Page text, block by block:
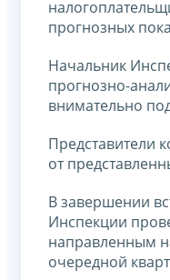
прогнозных
Начальник
прогнозно-
внимательно
Представители
от
В завершении
Инспекции
направленным
очередной